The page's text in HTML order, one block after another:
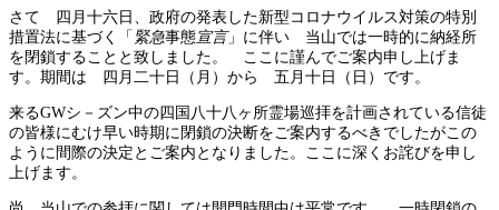
さて 四月十六日、政府の発表した新型コロナウイルス対策の特別
措置法に基づく「 緊急事態宣言」に伴い 当山では一時的に納経所
を閉鎖することと致しました。 ここに謹んでご案内申し上げま
す。期間は 四月二十日（月）から 五月十日（日）です。
来るGWシ－ズン中の四国八十八ヶ所霊場巡拝を計画されている信徒
の皆様にむけ早い時期に閉鎖の決断をご案内するべきでしたがこの
ように間際の決定とご案内となりました。ここに深くお詫びを申し
上げます。